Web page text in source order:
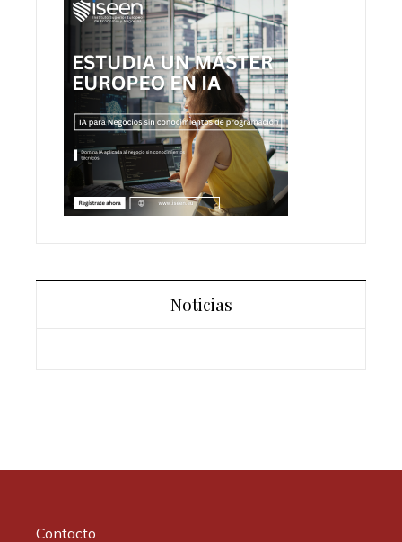
Noticias
Contacto